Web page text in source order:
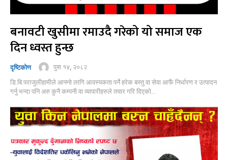
बनावटी खुसीमा रमाउदै गरेको यो समाज एक
दिन ध्वस्त हुन्छ
दृष्टिकोण
पुस १४, २०८२
डि.बि.पराजुलीहामीले आफ्नो लागि आवस्यकता पर्ने हरेक बस्तु वा सेवा आफैं निर्धारण र उत्पादन
गर्नु भन्दा पनि अरु कुनै कम्पनी वा व्यापारीहरुले तयार गरि दिएको...